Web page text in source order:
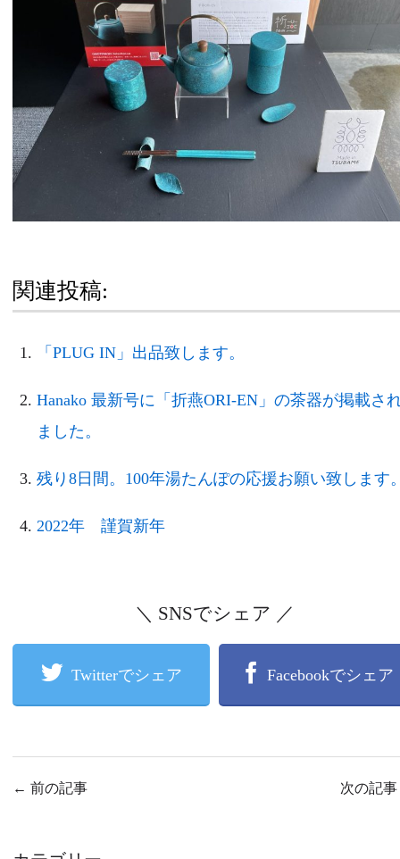
関連投稿:
「PLUG IN」出品致します。
Hanako 最新号に「折燕ORI-EN」の茶器が掲載さ
ました。
残り8日間。100年湯たんぽの応援お願い致します
2022年 謹賀新年
＼ SNSでシェア ／
Twitterでシェア Facebookでシェア
← 前の記事 次の記事